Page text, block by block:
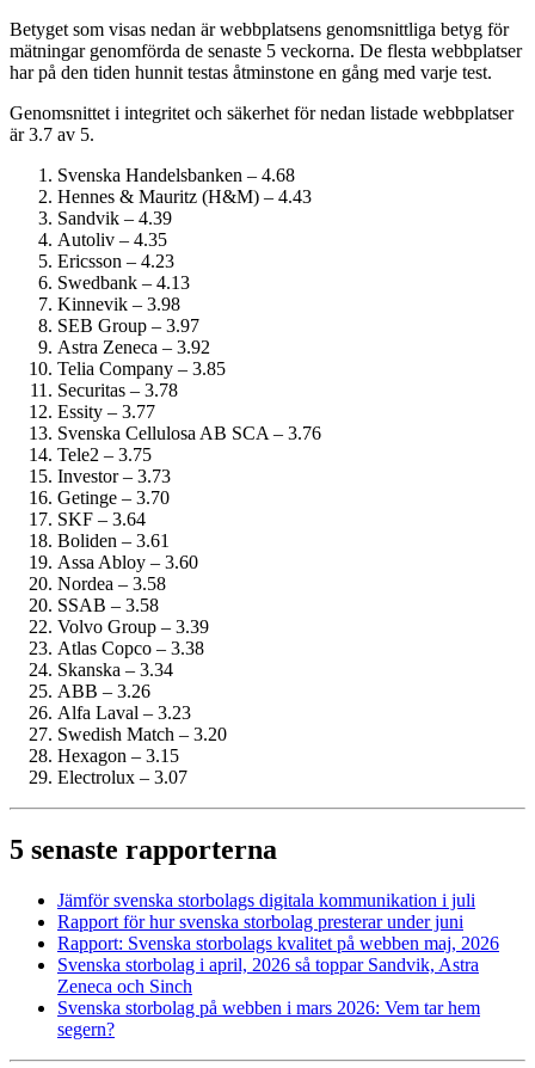
Betyget som visas nedan är webbplatsens genomsnittliga betyg för
mätningar genomförda de senaste 5 veckorna. De flesta webbplatser
har på den tiden hunnit testas åtminstone en gång med varje test.
Genomsnittet i integritet och säkerhet för nedan listade webbplatser
är 3.7 av 5.
Svenska Handelsbanken – 4.68
Hennes & Mauritz (H&M) – 4.43
Sandvik – 4.39
Autoliv – 4.35
Ericsson – 4.23
Swedbank – 4.13
Kinnevik – 3.98
SEB Group – 3.97
Astra Zeneca – 3.92
Telia Company – 3.85
Securitas – 3.78
Essity – 3.77
Svenska Cellulosa AB SCA – 3.76
Tele2 – 3.75
Investor – 3.73
Getinge – 3.70
SKF – 3.64
Boliden – 3.61
Assa Abloy – 3.60
Nordea – 3.58
SSAB – 3.58
Volvo Group – 3.39
Atlas Copco – 3.38
Skanska – 3.34
ABB – 3.26
Alfa Laval – 3.23
Swedish Match – 3.20
Hexagon – 3.15
Electrolux – 3.07
5 senaste rapporterna
Jämför svenska storbolags digitala kommunikation i juli
Rapport för hur svenska storbolag presterar under juni
Rapport: Svenska storbolags kvalitet på webben maj, 2026
Svenska storbolag i april, 2026 så toppar Sandvik, Astra
Zeneca och Sinch
Svenska storbolag på webben i mars 2026: Vem tar hem
segern?